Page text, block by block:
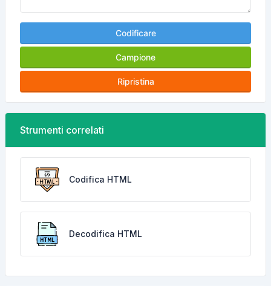
Codificare
Campione
Ripristina
Strumenti correlati
Codifica HTML
Decodifica HTML